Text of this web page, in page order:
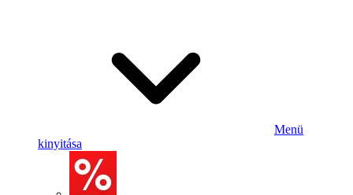
Menü
kinyitása